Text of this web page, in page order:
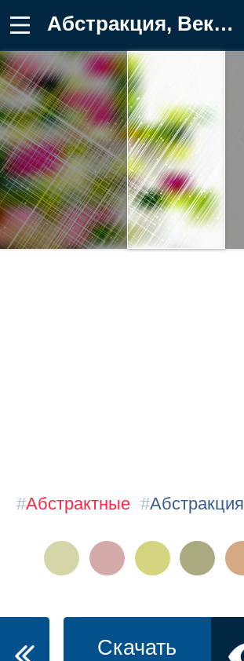
Абстракция, Вектор Фотография
#Абстрактные #Абстракция
Скачать